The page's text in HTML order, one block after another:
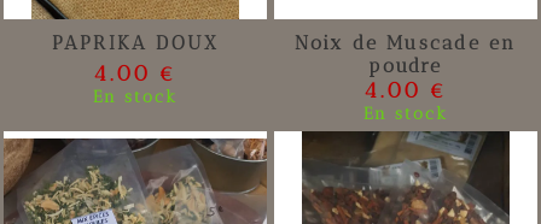
PAPRIKA DOUX
4.00 €
En stock
Noix de Muscade en
poudre
4.00 €
En stock